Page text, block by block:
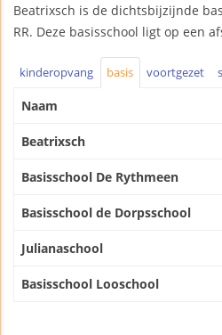
Beatrixsch is de dichtsbijzijnde
RR. Deze basisschool ligt op een
kinderopvang basis voortgezet
Naam
Beatrixsch
Basisschool De Rythmeen
Basisschool de Dorpsschool
Julianaschool
Basisschool Looschool